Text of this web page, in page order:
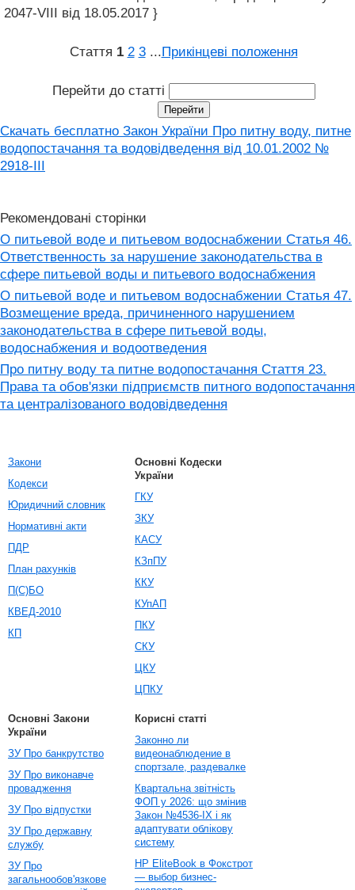
2047-VIII від 18.05.2017 }
Стаття 1 2 3 ...Прикінцеві положення
Перейти до статті
Скачать бесплатно Закон України Про питну воду, питне
водопостачання та водовідведення від 10.01.2002 №
2918-III
Рекомендовані сторінки
О питьевой воде и питьевом водоснабжении Статья 46.
Ответственность за нарушение законодательства в
сфере питьевой воды и питьевого водоснабжения
О питьевой воде и питьевом водоснабжении Статья 47.
Возмещение вреда, причиненного нарушением
законодательства в сфере питьевой воды,
водоснабжения и водоотведения
Про питну воду та питне водопостачання Стаття 23.
Права та обов'язки підприємств питного водопостачання
та централізованого водовідведення
Закони
Кодекси
Юридичний словник
Нормативні акти
ПДР
План рахунків
П(С)БО
КВЕД-2010
КП
Основні Кодески
України
ГКУ
ЗКУ
КАСУ
КЗпПУ
ККУ
КУпАП
ПКУ
СКУ
ЦКУ
ЦПКУ
Основні Закони
України
ЗУ Про банкрутство
ЗУ Про виконавче
провадження
ЗУ Про відпустки
ЗУ Про державну
службу
ЗУ Про
загальнообов'язкове
Корисні статті
Законно ли
видеонаблюдение в
спортзале, раздевалке
Квартальна звітність
ФОП у 2026: що змінив
Закон №4536-IX і як
адаптувати облікову
систему
HP EliteBook в Фокстрот
— выбор бизнес-